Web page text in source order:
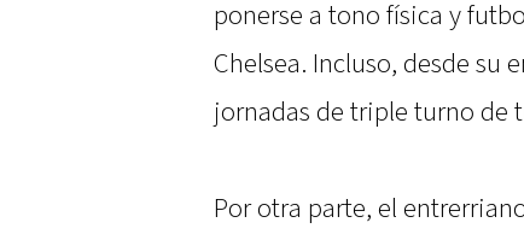
ponerse a tono física y
Chelsea. Incluso, desde su
jornadas de triple turno de
Por otra parte, el